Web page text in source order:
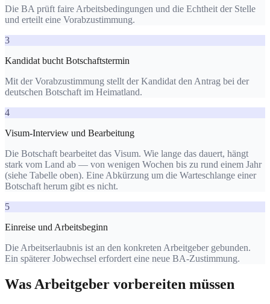
Die BA prüft faire Arbeitsbedingungen und die Echtheit der Stelle
und erteilt eine Vorabzustimmung.
3
Kandidat bucht Botschaftstermin
Mit der Vorabzustimmung stellt der Kandidat den Antrag bei der
deutschen Botschaft im Heimatland.
4
Visum-Interview und Bearbeitung
Die Botschaft bearbeitet das Visum. Wie lange das dauert, hängt
stark vom Land ab — von wenigen Wochen bis zu rund einem Jahr
(siehe Tabelle oben). Eine Abkürzung um die Warteschlange einer
Botschaft herum gibt es nicht.
5
Einreise und Arbeitsbeginn
Die Arbeitserlaubnis ist an den konkreten Arbeitgeber gebunden.
Ein späterer Jobwechsel erfordert eine neue BA-Zustimmung.
Was Arbeitgeber vorbereiten müssen